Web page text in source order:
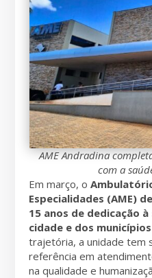
AME Andradina
com a
Em março, o
Especialidades (AME)
15 anos de dedicação
cidade e dos
trajetória, a unidade tem
referência em
na qualidade e